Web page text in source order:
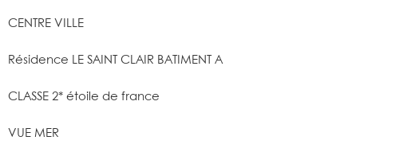
CENTRE VILLE
Résidence LE SAINT CLAIR BATIMENT A
CLASSE 2* étoile de france
VUE MER